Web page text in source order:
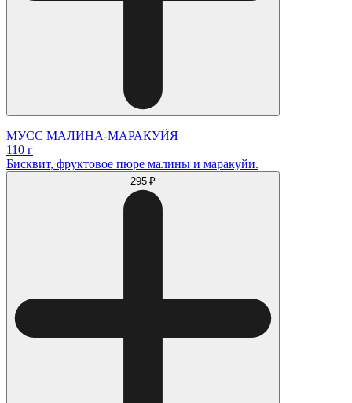
МУСС МАЛИНА-МАРАКУЙЯ
110 г
Бисквит, фруктовое пюре малины и маракуйи.
295 ₽